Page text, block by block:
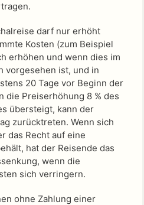
darf nur erhöht
Kosten (zum Beispiel
erhöhen und wenn dies im
vorgesehen ist, und in
20 Tage vor Beginn der
die Preiserhöhung 8 % des
übersteigt, kann der
zurücktreten. Wenn sich
das Recht auf eine
hat der Reisende das
wenn die
sich verringern.
ohne Zahlung einer